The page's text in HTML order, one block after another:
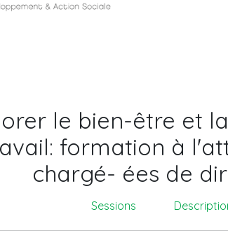
le bien-être et
formation à
chargé- ées de
Sessions